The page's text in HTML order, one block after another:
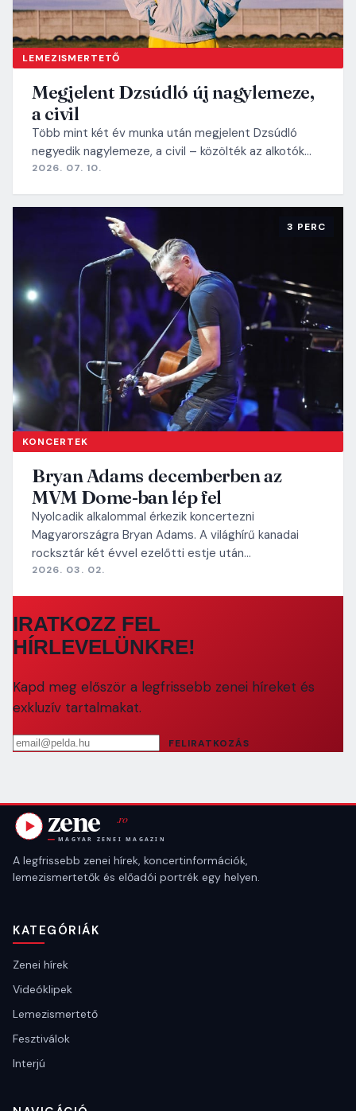
LEMEZISMERTETŐ
Megjelent Dzsúdló új nagylemeze,
a civil
Több mint két év munka után megjelent Dzsúdló
negyedik nagylemeze, a civil – közölték az alkotók…
2026. 07. 10.
KONCERTEK
3 PERC
Bryan Adams decemberben az
MVM Dome-ban lép fel
Nyolcadik alkalommal érkezik koncertezni
Magyarországra Bryan Adams. A világhírű kanadai
rocksztár két évvel ezelőtti estje után…
2026. 03. 02.
IRATKOZZ FEL
HÍRLEVELÜNKRE!
Kapd meg először a legfrissebb zenei híreket és
exkluzív tartalmakat.
Email cím
FELIRATKOZÁS
A legfrissebb zenei hírek, koncertinformációk,
lemezismertetők és előadói portrék egy helyen.
KATEGÓRIÁK
Zenei hírek
Videóklipek
Lemezismertető
Fesztiválok
Interjú